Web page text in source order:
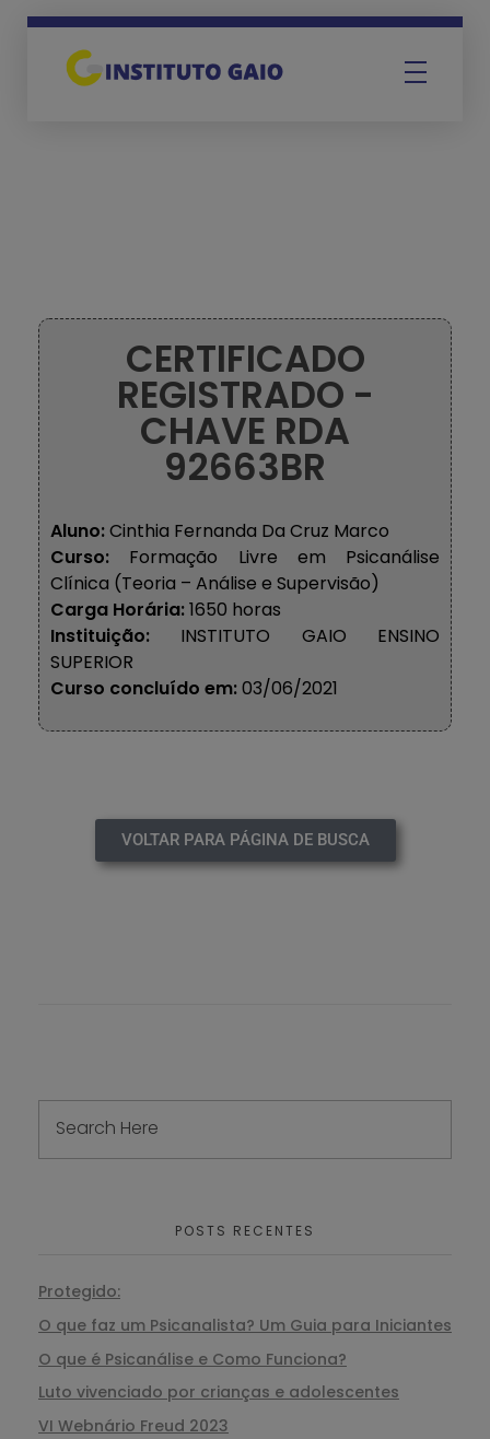
CERTIFICADO
REGISTRADO -
CHAVE RDA
92663BR
Aluno:Cinthia Fernanda Da Cruz Marco
Curso: Formação Livre em Psicanálise
Clínica (Teoria – Análise e Supervisão)
Carga Horária:1650 horas
Instituição: INSTITUTO GAIO ENSINO
SUPERIOR
Curso concluído em:03/06/2021
VOLTAR PARA PÁGINA DE BUSCA
POSTS RECENTES
Protegido:
O que faz um Psicanalista? Um Guia para Iniciantes
O que é Psicanálise e Como Funciona?
Luto vivenciado por crianças e adolescentes
VI Webnário Freud 2023